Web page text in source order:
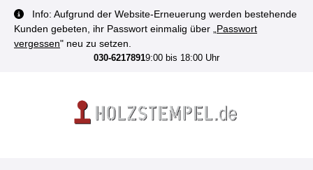
springen
Info: Aufgrund der Website-Erneuerung werden bestehende
Kunden gebeten, ihr Passwort einmalig über „ Passwort
vergessen" neu zu setzen.
030-62178919:00 bis 18:00 Uhr